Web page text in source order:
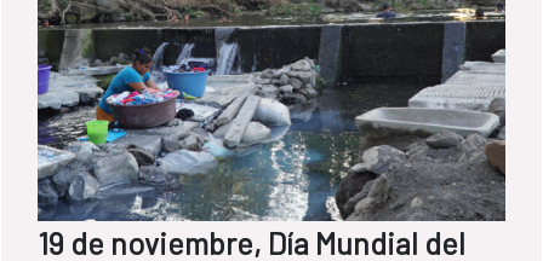
19 de noviembre, Día Mundial del